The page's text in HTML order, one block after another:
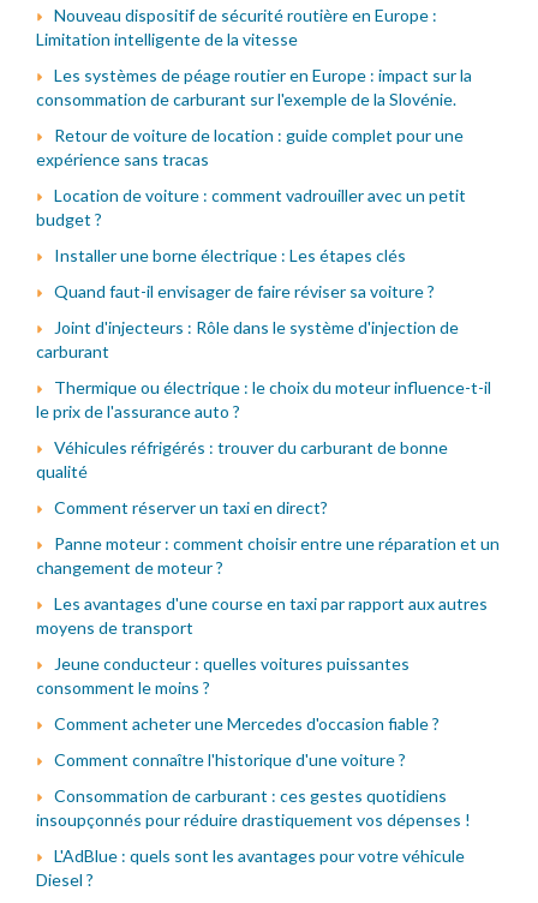
Nouveau dispositif de sécurité routière en Europe :
Limitation intelligente de la vitesse
Les systèmes de péage routier en Europe : impact sur la
consommation de carburant sur l'exemple de la Slovénie.
Retour de voiture de location : guide complet pour une
expérience sans tracas
Location de voiture : comment vadrouiller avec un petit
budget ?
Installer une borne électrique : Les étapes clés
Quand faut-il envisager de faire réviser sa voiture ?
Joint d'injecteurs : Rôle dans le système d'injection de
carburant
Thermique ou électrique : le choix du moteur influence-t-il
le prix de l'assurance auto ?
Véhicules réfrigérés : trouver du carburant de bonne
qualité
Comment réserver un taxi en direct?
Panne moteur : comment choisir entre une réparation et un
changement de moteur ?
Les avantages d'une course en taxi par rapport aux autres
moyens de transport
Jeune conducteur : quelles voitures puissantes
consomment le moins ?
Comment acheter une Mercedes d'occasion fiable ?
Comment connaître l'historique d'une voiture ?
Consommation de carburant : ces gestes quotidiens
insoupçonnés pour réduire drastiquement vos dépenses !
L'AdBlue : quels sont les avantages pour votre véhicule
Diesel ?